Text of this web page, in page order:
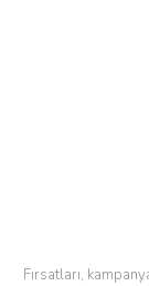
Fırsatları,